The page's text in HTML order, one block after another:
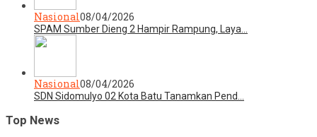
Nasional08/04/2026
SPAM Sumber Dieng 2 Hampir Rampung, Laya…
Nasional08/04/2026
SDN Sidomulyo 02 Kota Batu Tanamkan Pend…
Top News